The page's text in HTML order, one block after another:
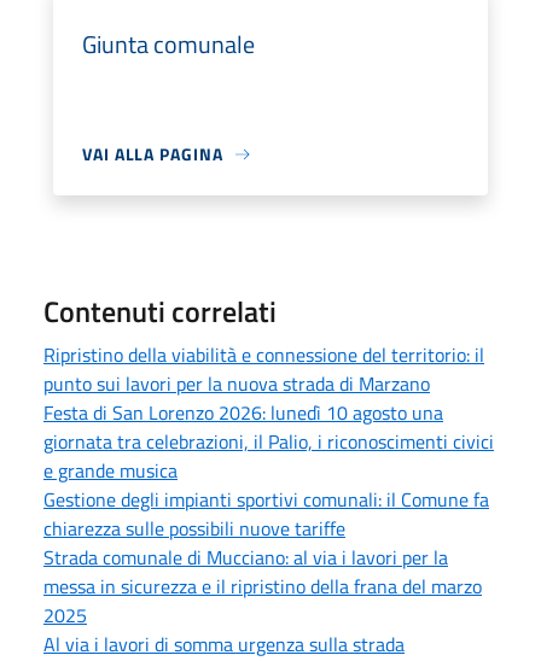
Giunta comunale
VAI ALLA PAGINA
Contenuti correlati
Ripristino della viabilità e connessione del territorio: il
punto sui lavori per la nuova strada di Marzano
Festa di San Lorenzo 2026: lunedì 10 agosto una
giornata tra celebrazioni, il Palio, i riconoscimenti civici
e grande musica
Gestione degli impianti sportivi comunali: il Comune fa
chiarezza sulle possibili nuove tariffe
Strada comunale di Mucciano: al via i lavori per la
messa in sicurezza e il ripristino della frana del marzo
2025
Al via i lavori di somma urgenza sulla strada